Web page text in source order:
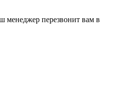
менеджер перезвонит вам в